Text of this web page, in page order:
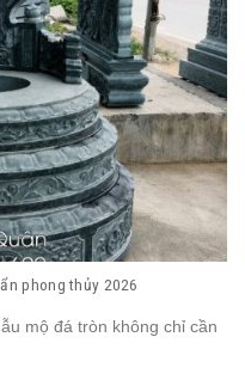
phong thủy 2026
mộ đá tròn không chỉ cần